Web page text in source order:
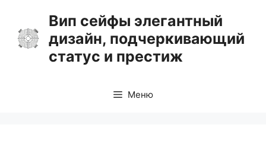
содержимому
Вип сейфы элегантный
дизайн, подчеркивающий
статус и престиж
Меню